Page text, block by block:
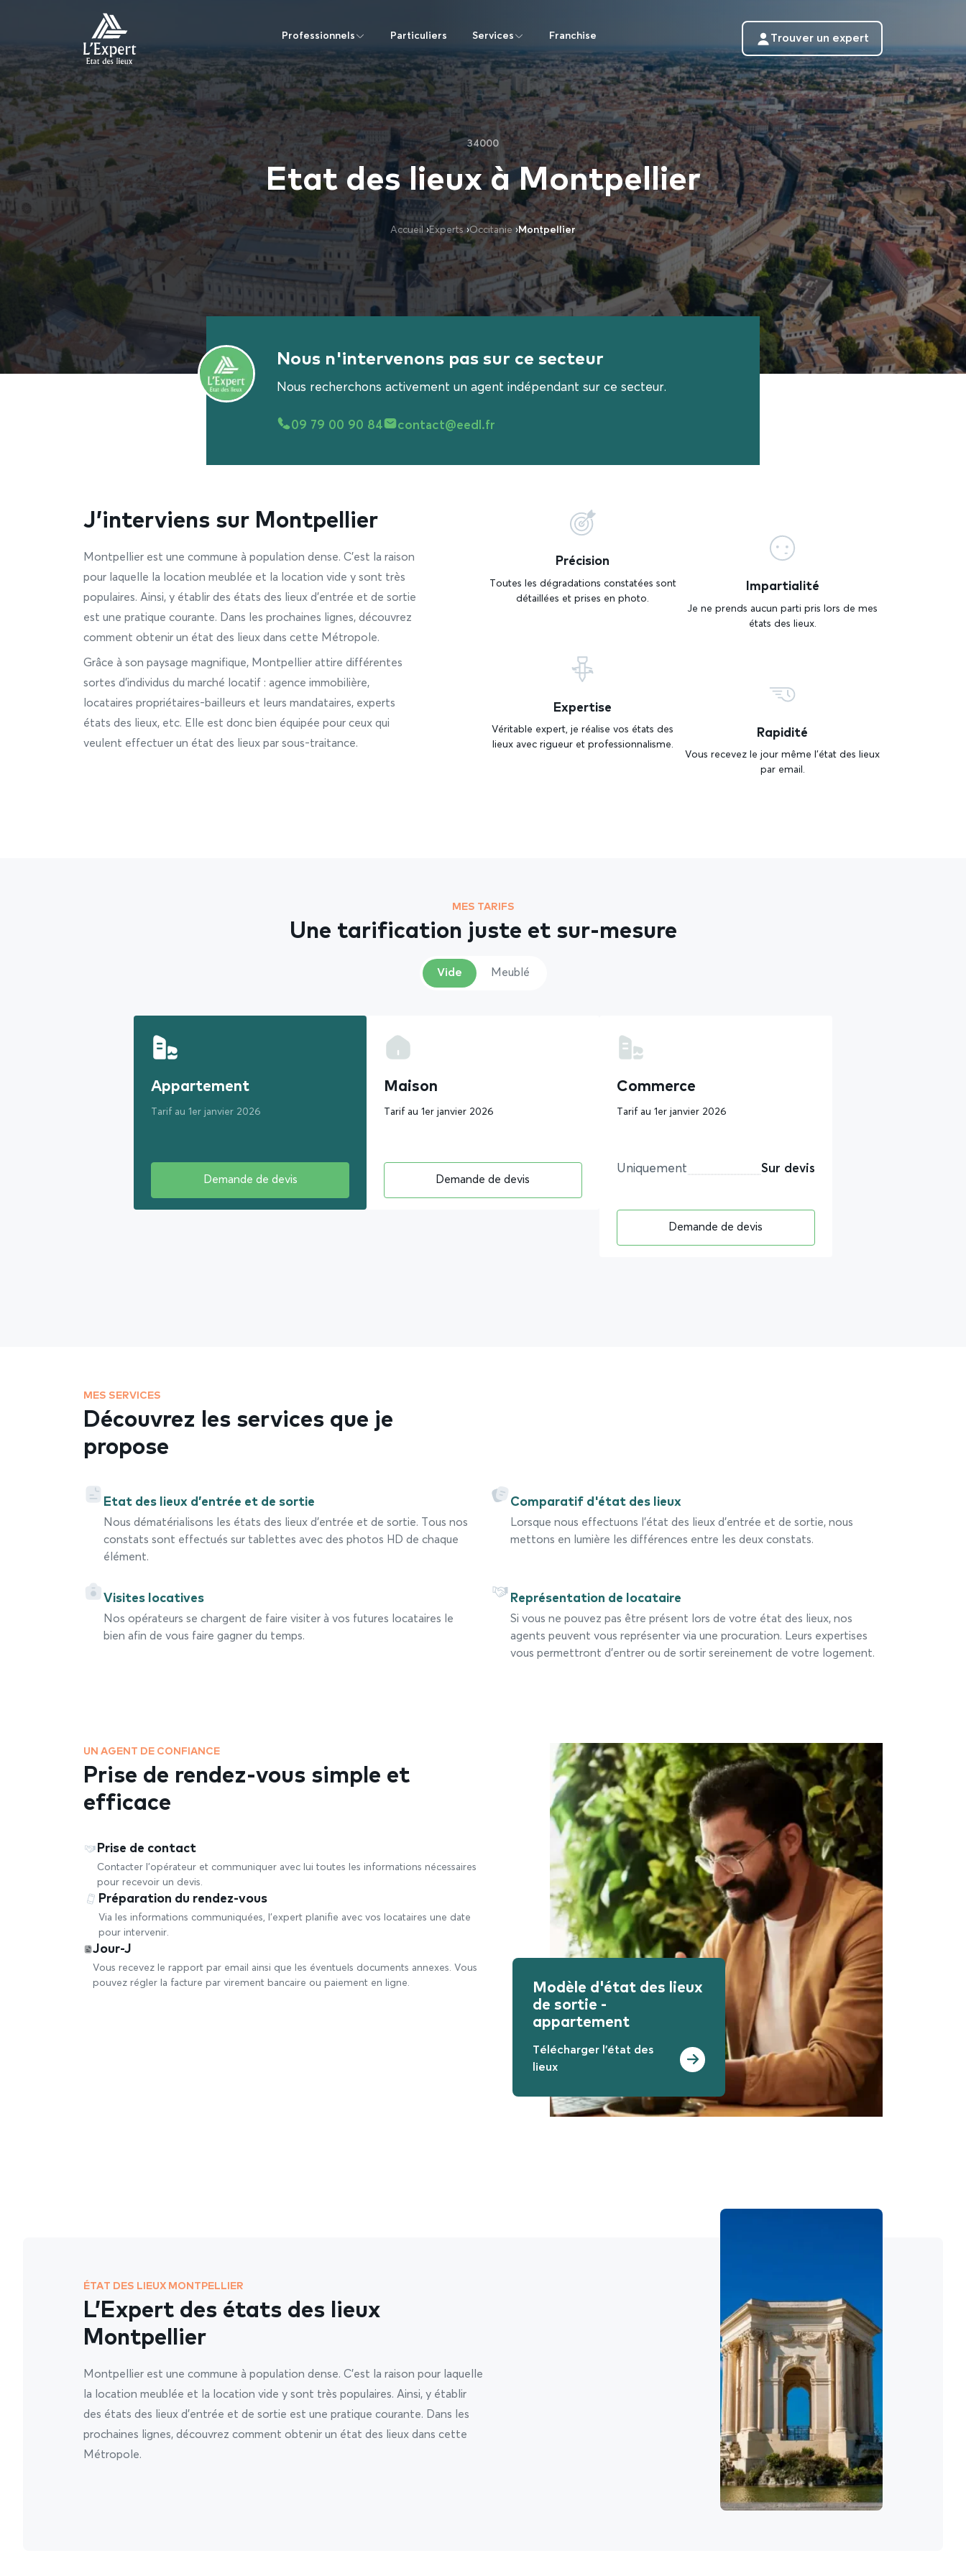
Professionnels Particuliers Services Franchise Trouver un expert
34000
Etat des lieux à Montpellier
Accueil ›Experts ›Occitanie ›Montpellier
Nous n'intervenons pas sur ce secteur
Nous recherchons activement un agent indépendant sur ce secteur.
09 79 00 90 84 contact@eedl.fr
J’interviens sur Montpellier
Montpellier est une commune à population dense. C’est la raison
pour laquelle la location meublée et la location vide y sont très
populaires. Ainsi, y établir des états des lieux d’entrée et de sortie
est une pratique courante. Dans les prochaines lignes, découvrez
comment obtenir un état des lieux dans cette Métropole.
Grâce à son paysage magnifique, Montpellier attire différentes
sortes d’individus du marché locatif : agence immobilière,
locataires propriétaires-bailleurs et leurs mandataires, experts
états des lieux, etc. Elle est donc bien équipée pour ceux qui
veulent effectuer un état des lieux par sous-traitance.
Précision
Toutes les dégradations constatées sont
détaillées et prises en photo.
Impartialité
Je ne prends aucun parti pris lors de mes
états des lieux.
Expertise
Véritable expert, je réalise vos états des
lieux avec rigueur et professionnalisme.
Rapidité
Vous recevez le jour même l’état des lieux
par email.
MES TARIFS
Une tarification juste et sur-mesure
Vide Meublé
Appartement
Tarif au 1er janvier 2026
Demande de devis
Maison
Tarif au 1er janvier 2026
Demande de devis
Commerce
Tarif au 1er janvier 2026
Uniquement Sur devis
Demande de devis
MES SERVICES
Découvrez les services que je
propose
Etat des lieux d’entrée et de sortie
Nous dématérialisons les états des lieux d’entrée et de sortie. Tous nos
constats sont effectués sur tablettes avec des photos HD de chaque
élément.
Comparatif d'état des lieux
Lorsque nous effectuons l’état des lieux d’entrée et de sortie, nous
mettons en lumière les différences entre les deux constats.
Visites locatives
Nos opérateurs se chargent de faire visiter à vos futures locataires le
bien afin de vous faire gagner du temps.
Représentation de locataire
Si vous ne pouvez pas être présent lors de votre état des lieux, nos
agents peuvent vous représenter via une procuration. Leurs expertises
vous permettront d’entrer ou de sortir sereinement de votre logement.
UN AGENT DE CONFIANCE
Prise de rendez-vous simple et
efficace
Prise de contact
Contacter l’opérateur et communiquer avec lui toutes les informations nécessaires
pour recevoir un devis.
Préparation du rendez-vous
Via les informations communiquées, l’expert planifie avec vos locataires une date
pour intervenir.
Jour-J
Vous recevez le rapport par email ainsi que les éventuels documents annexes. Vous
pouvez régler la facture par virement bancaire ou paiement en ligne.
Modèle d'état des lieux
de sortie -
appartement
Télécharger l'état des
lieux
ÉTAT DES LIEUX MONTPELLIER
L’Expert des états des lieux
Montpellier
Montpellier est une commune à population dense. C’est la raison pour laquelle
la location meublée et la location vide y sont très populaires. Ainsi, y établir
des états des lieux d’entrée et de sortie est une pratique courante. Dans les
prochaines lignes, découvrez comment obtenir un état des lieux dans cette
Métropole.